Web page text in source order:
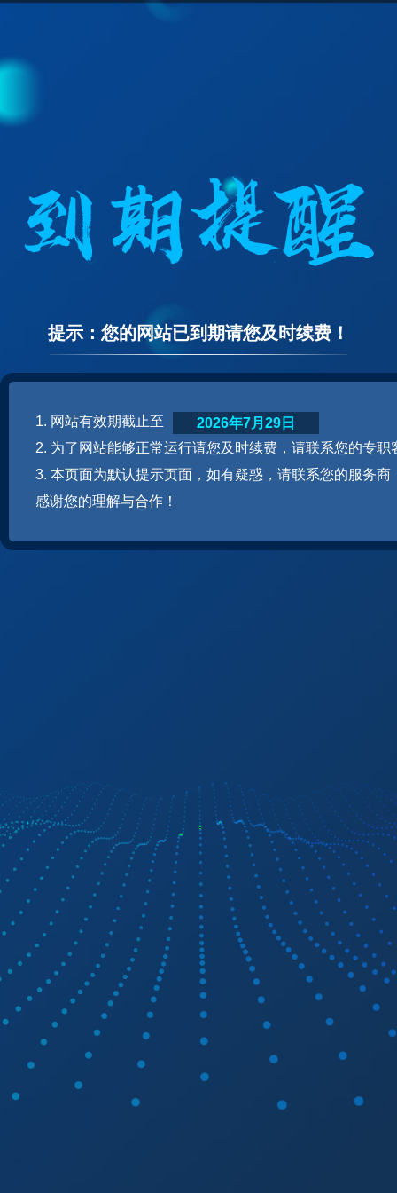
提示：您的网站已到期请您及时续费！
1. 网站有效期截止至
2. 为了网站能够正常运行请您及时续费，请联系您的专职
3. 本页面为默认提示页面，如有疑惑，请联系您的服务商
感谢您的理解与合作！
2026年7月29日